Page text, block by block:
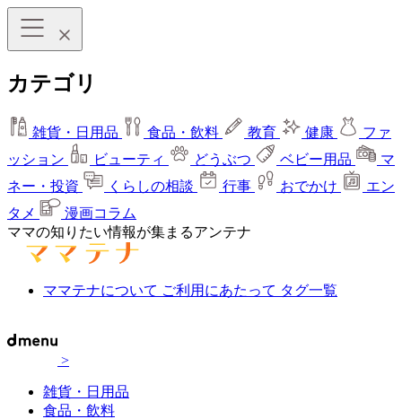
カテゴリ
雑貨・日用品 食品・飲料 教育 健康
ファ
ッション
ビューティ どうぶつ ベビー用品
マ
ネー・投資
くらしの相談 行事 おでかけ
エン
タメ
漫画コラム
ママの知りたい情報が集まるアンテナ
ママテナについて ご利用にあたって タグ一覧
>
雑貨・日用品
食品・飲料